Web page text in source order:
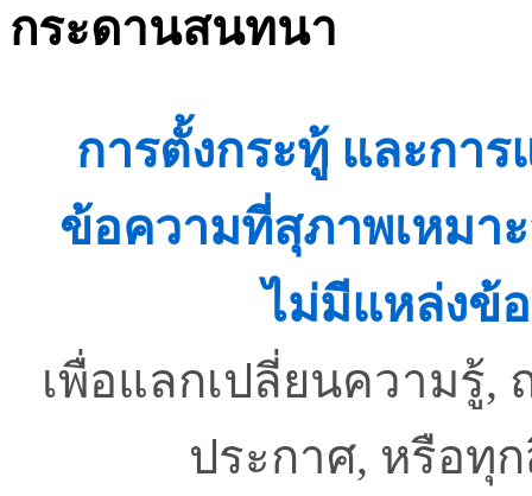
กระดานสนทนา
การตั้งกระทู้ และกา
ข้อความที่สุภาพเหมา
ไม่มีแหล่งข้
เพื่อแลกเปลี่ยนความรู้
ประกาศ, หรือทุ